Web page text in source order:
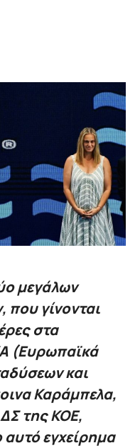
μεγάλων
γίνονται
στα
(Ευρωπαϊκά
και
Καράμπελα,
της ΚΟΕ,
αυτό εγχείρημα